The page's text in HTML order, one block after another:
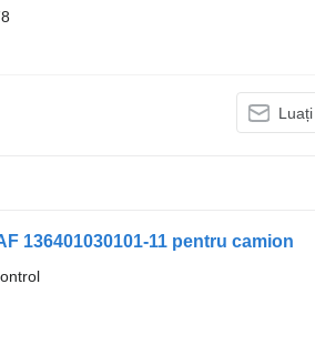
136401030101-11 pentru camion